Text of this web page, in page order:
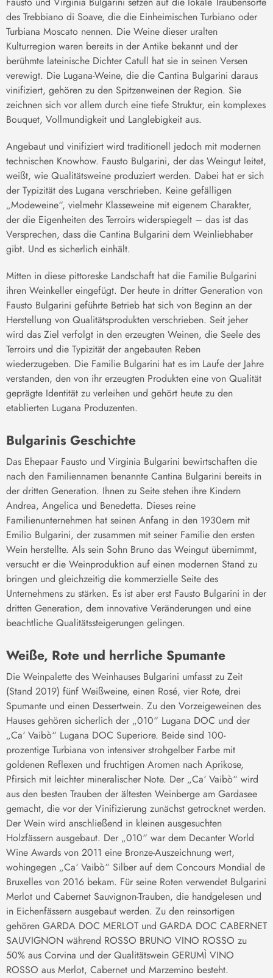
des Trebbiano di Soave, die die Einheimischen Turbiano oder
Turbiana Moscato nennen. Die Weine dieser uralten
Kulturregion waren bereits in der Antike bekannt und der
berühmte lateinische Dichter Catull hat sie in seinen Versen
verewigt. Die Lugana-Weine, die die Cantina Bulgarini daraus
vinifiziert, gehören zu den Spitzenweinen der Region. Sie
zeichnen sich vor allem durch eine tiefe Struktur, ein komplexes
Bouquet, Vollmundigkeit und Langlebigkeit aus.
Angebaut und vinifiziert wird traditionell jedoch mit modernen
technischen Knowhow. Fausto Bulgarini, der das Weingut leitet,
weißt, wie Qualitätsweine produziert werden. Dabei hat er sich
der Typizität des Lugana verschrieben. Keine gefälligen
„Modeweine“, vielmehr Klasseweine mit eigenem Charakter,
der die Eigenheiten des Terroirs widerspiegelt – das ist das
Versprechen, dass die Cantina Bulgarini dem Weinliebhaber
gibt. Und es sicherlich einhält.
Mitten in diese pittoreske Landschaft hat die Familie Bulgarini
ihren Weinkeller eingefügt. Der heute in dritter Generation von
Fausto Bulgarini geführte Betrieb hat sich von Beginn an der
Herstellung von Qualitätsprodukten verschrieben. Seit jeher
wird das Ziel verfolgt in den erzeugten Weinen, die Seele des
Terroirs und die Typizität der angebauten Reben
wiederzugeben. Die Familie Bulgarini hat es im Laufe der Jahre
verstanden, den von ihr erzeugten Produkten eine von Qualität
geprägte Identität zu verleihen und gehört heute zu den
etablierten Lugana Produzenten.
Bulgarinis Geschichte
Das Ehepaar Fausto und Virginia Bulgarini bewirtschaften die
nach den Familiennamen benannte Cantina Bulgarini bereits in
der dritten Generation. Ihnen zu Seite stehen ihre Kindern
Andrea, Angelica und Benedetta. Dieses reine
Familienunternehmen hat seinen Anfang in den 1930ern mit
Emilio Bulgarini, der zusammen mit seiner Familie den ersten
Wein herstellte. Als sein Sohn Bruno das Weingut übernimmt,
versucht er die Weinproduktion auf einen modernen Stand zu
bringen und gleichzeitig die kommerzielle Seite des
Unternehmens zu stärken. Es ist aber erst Fausto Bulgarini in der
dritten Generation, dem innovative Veränderungen und eine
beachtliche Qualitätssteigerungen gelingen.
Weiße, Rote und herrliche Spumante
Die Weinpalette des Weinhauses Bulgarini umfasst zu Zeit
(Stand 2019) fünf Weißweine, einen Rosé, vier Rote, drei
Spumante und einen Dessertwein. Zu den Vorzeigeweinen des
Hauses gehören sicherlich der „010“ Lugana DOC und der
„Ca‘ Vaibò“ Lugana DOC Superiore. Beide sind 100-
prozentige Turbiana von intensiver strohgelber Farbe mit
goldenen Reflexen und fruchtigen Aromen nach Aprikose,
Pfirsich mit leichter mineralischer Note. Der „Ca‘ Vaibò“ wird
aus den besten Trauben der ältesten Weinberge am Gardasee
gemacht, die vor der Vinifizierung zunächst getrocknet werden.
Der Wein wird anschließend in kleinen ausgesuchten
Holzfässern ausgebaut. Der „010“ war dem Decanter World
Wine Awards von 2011 eine Bronze-Auszeichnung wert,
wohingegen „Ca‘ Vaibò“ Silber auf dem Concours Mondial de
Bruxelles von 2016 bekam. Für seine Roten verwendet Bulgarini
Merlot und Cabernet Sauvignon-Trauben, die handgelesen und
in Eichenfässern ausgebaut werden. Zu den reinsortigen
gehören GARDA DOC MERLOT und GARDA DOC CABERNET
SAUVIGNON während ROSSO BRUNO VINO ROSSO zu
50% aus Corvina und der Qualitätswein GERUMÌ VINO
ROSSO aus Merlot, Cabernet und Marzemino besteht.